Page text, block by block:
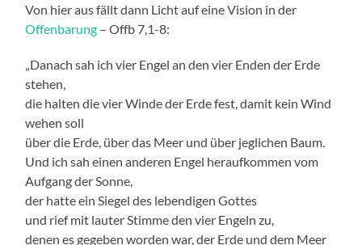
Von hier aus fällt dann Licht auf eine Vision in der
Offenbarung – Offb 7,1-8:
„Danach sah ich vier Engel an den vier Enden der Erde
stehen,
die halten die vier Winde der Erde fest, damit kein Wind
wehen soll
über die Erde, über das Meer und über jeglichen Baum.
Und ich sah einen anderen Engel heraufkommen vom
Aufgang der Sonne,
der hatte ein Siegel des lebendigen Gottes
und rief mit lauter Stimme den vier Engeln zu,
denen es gegeben worden war, der Erde und dem Meer